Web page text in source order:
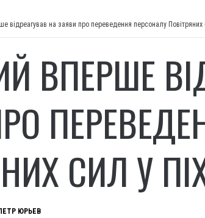
відреагував на заяви про переведення персоналу Повітряних
ВПЕРШЕ
СИЛ У
ЮРЬЕВ